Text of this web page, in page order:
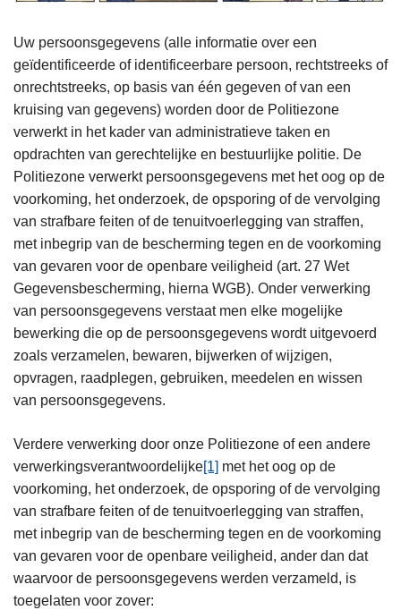
Uw persoonsgegevens (alle informatie over een
geïdentificeerde of identificeerbare persoon, rechtstreeks of
onrechtstreeks, op basis van één gegeven of van een
kruising van gegevens) worden door de Politiezone
verwerkt in het kader van administratieve taken en
opdrachten van gerechtelijke en bestuurlijke politie. De
Politiezone verwerkt persoonsgegevens met het oog op de
voorkoming, het onderzoek, de opsporing of de vervolging
van strafbare feiten of de tenuitvoerlegging van straffen,
met inbegrip van de bescherming tegen en de voorkoming
van gevaren voor de openbare veiligheid (art. 27 Wet
Gegevensbescherming, hierna WGB). Onder verwerking
van persoonsgegevens verstaat men elke mogelijke
bewerking die op de persoonsgegevens wordt uitgevoerd
zoals verzamelen, bewaren, bijwerken of wijzigen,
opvragen, raadplegen, gebruiken, meedelen en wissen
van persoonsgegevens.
Verdere verwerking door onze Politiezone of een andere
verwerkingsverantwoordelijke[1] met het oog op de
voorkoming, het onderzoek, de opsporing of de vervolging
van strafbare feiten of de tenuitvoerlegging van straffen,
met inbegrip van de bescherming tegen en de voorkoming
van gevaren voor de openbare veiligheid, ander dan dat
waarvoor de persoonsgegevens werden verzameld, is
toegelaten voor zover: